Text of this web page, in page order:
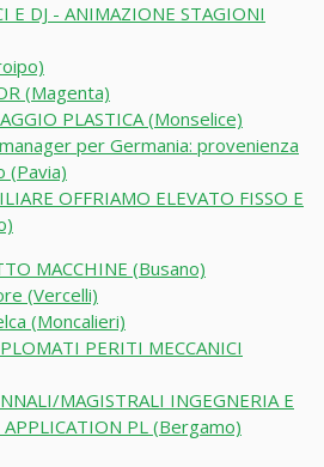
E DJ - ANIMAZIONE STAGIONI
(Magenta)
PLASTICA (Monselice)
per Germania: provenienza
(Pavia)
OFFRIAMO ELEVATO FISSO E
MACCHINE (Busano)
(Vercelli)
(Moncalieri)
PERITI MECCANICI
MAGISTRALI INGEGNERIA E
PL (Bergamo)